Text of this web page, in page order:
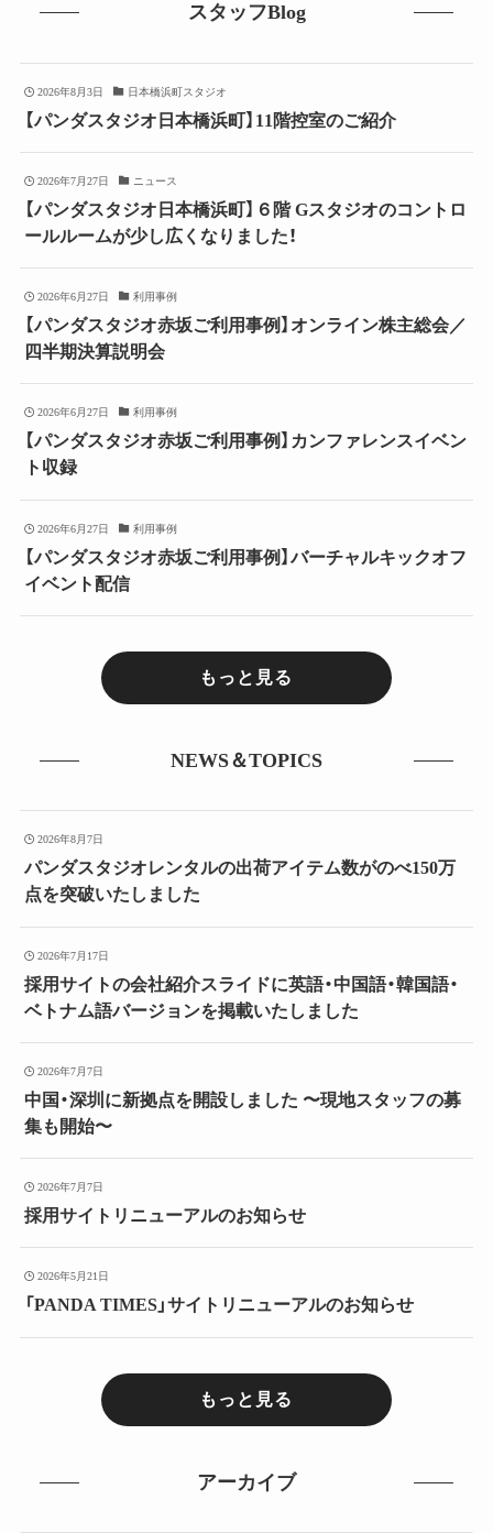
スタッフBlog
2026年8月3日 日本橋浜町スタジオ
【パンダスタジオ日本橋浜町】11階控室のご紹介
2026年7月27日 ニュース
【パンダスタジオ日本橋浜町】６階 Gスタジオのコントロ
ールルームが少し広くなりました！
2026年6月27日 利用事例
【パンダスタジオ赤坂ご利用事例】オンライン株主総会／
四半期決算説明会
2026年6月27日 利用事例
【パンダスタジオ赤坂ご利用事例】カンファレンスイベン
ト収録
2026年6月27日 利用事例
【パンダスタジオ赤坂ご利用事例】バーチャルキックオフ
イベント配信
もっと見る
NEWS＆TOPICS
2026年8月7日
パンダスタジオレンタルの出荷アイテム数がのべ150万
点を突破いたしました
2026年7月17日
採用サイトの会社紹介スライドに英語・中国語・韓国語・
ベトナム語バージョンを掲載いたしました
2026年7月7日
中国・深圳に新拠点を開設しました 〜現地スタッフの募
集も開始〜
2026年7月7日
採用サイトリニューアルのお知らせ
2026年5月21日
「PANDA TIMES」サイトリニューアルのお知らせ
もっと見る
アーカイブ